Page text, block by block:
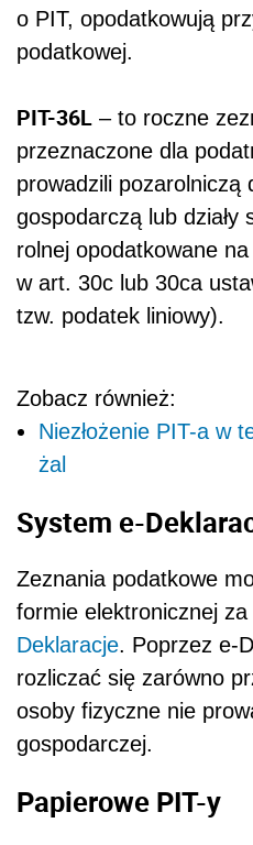
o PIT, opodatkowują
podatkowej.
PIT-36L – to roczne
przeznaczone dla
prowadzili pozarolniczą
gospodarczą lub działy
rolnej opodatkowane
w art. 30c lub 30ca
tzw. podatek liniowy).
Zobacz również:
Niezłożenie PIT-a w
żal
System e-
Zeznania podatkowe
formie elektronicznej
Deklaracje. Poprzez e-
rozliczać się zarówno
osoby fizyczne nie
gospodarczej.
Papierowe PIT-y